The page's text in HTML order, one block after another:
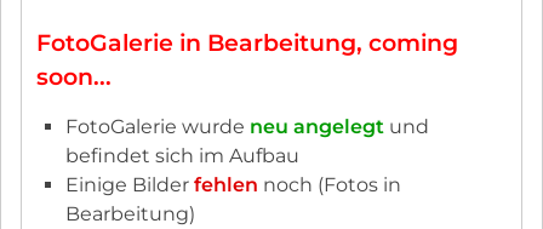
FotoGalerie in Bearbeitung, coming
soon...
FotoGalerie wurde neu angelegt und
befindet sich im Aufbau
Einige Bilder fehlen noch (Fotos in
Bearbeitung)